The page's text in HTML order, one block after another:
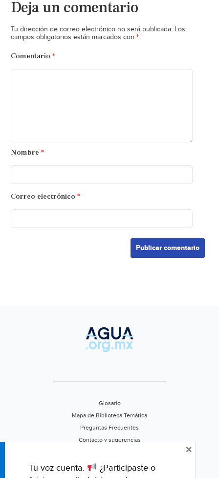
Deja un comentario
Tu dirección de correo electrónico no será publicada. Los
campos obligatorios están marcados con *
Comentario *
Nombre *
Correo electrónico *
Glosario
Mapa de Biblioteca Temática
Preguntas Frecuentes
Contacto y sugerencias
Califica este portal
Tu voz cuenta.
¿Participaste o
×